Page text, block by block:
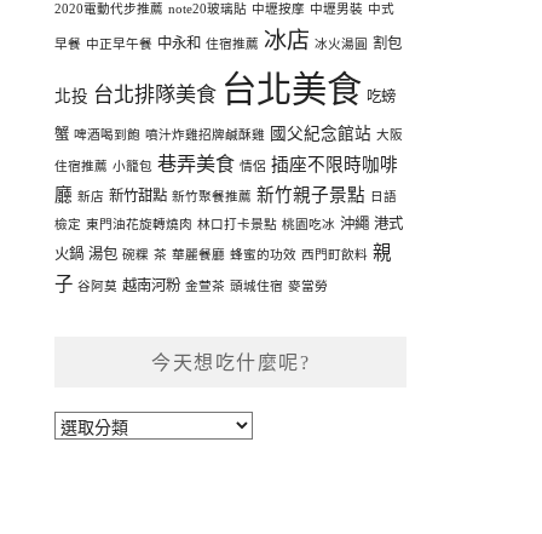
2020電動代步推薦 note20玻璃貼 中壢按摩 中壢男裝 中式
早餐 中正早午餐 中永和 住宿推薦 冰店 冰火湯圓 割包
北投 台北排隊美食 台北美食 吃螃
蟹 啤酒喝到飽 噴汁炸雞招牌鹹酥雞 國父紀念館站 大阪
住宿推薦 小籠包 巷弄美食 情侶 插座不限時咖啡
廳 新店 新竹甜點 新竹聚餐推薦 新竹親子景點 日語
檢定 東門油花旋轉燒肉 林口打卡景點 桃園吃冰 沖繩 港式
火鍋 湯包 碗粿 茶 華麗餐廳 蜂蜜的功效 西門町飲料 親
子 谷阿莫 越南河粉 金萱茶 頭城住宿 麥當勞
今天想吃什麼呢?
今